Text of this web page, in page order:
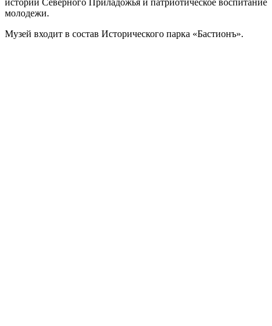
истории Северного Приладожья и патриотическое воспитание
молодежи.
Музей входит в состав Исторического парка «Бастионъ».